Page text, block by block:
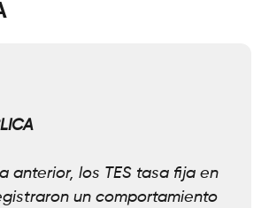
anterior, los TES tasa fija en
un comportamiento